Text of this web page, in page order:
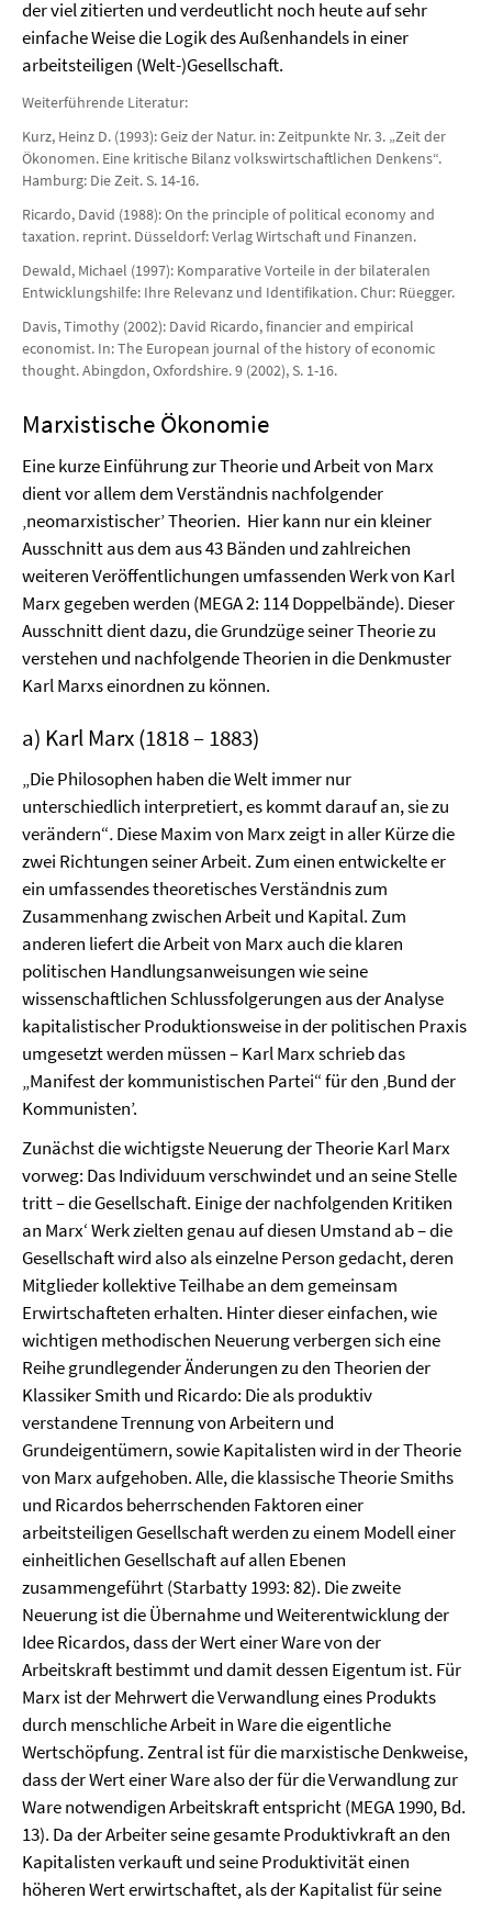
der viel zitierten und verdeutlicht noch heute auf sehr
einfache Weise die Logik des Außenhandels in einer
arbeitsteiligen (Welt-)Gesellschaft.
Weiterführende Literatur:
Kurz, Heinz D. (1993): Geiz der Natur. in: Zeitpunkte Nr. 3. „Zeit der
Ökonomen. Eine kritische Bilanz volkswirtschaftlichen Denkens“.
Hamburg: Die Zeit. S. 14-16.
Ricardo, David (1988): On the principle of political economy and
taxation. reprint. Düsseldorf: Verlag Wirtschaft und Finanzen.
Dewald, Michael (1997): Komparative Vorteile in der bilateralen
Entwicklungshilfe: Ihre Relevanz und Identifikation. Chur: Rüegger.
Davis, Timothy (2002): David Ricardo, financier and empirical
economist. In: The European journal of the history of economic
thought. Abingdon, Oxfordshire. 9 (2002), S. 1-16.
Marxistische Ökonomie
Eine kurze Einführung zur Theorie und Arbeit von Marx
dient vor allem dem Verständnis nachfolgender
‚neomarxistischer’ Theorien. Hier kann nur ein kleiner
Ausschnitt aus dem aus 43 Bänden und zahlreichen
weiteren Veröffentlichungen umfassenden Werk von Karl
Marx gegeben werden (MEGA 2: 114 Doppelbände). Dieser
Ausschnitt dient dazu, die Grundzüge seiner Theorie zu
verstehen und nachfolgende Theorien in die Denkmuster
Karl Marxs einordnen zu können.
a) Karl Marx (1818 – 1883)
„Die Philosophen haben die Welt immer nur
unterschiedlich interpretiert, es kommt darauf an, sie zu
verändern“.Diese Maxim von Marx zeigt in aller Kürze die
zwei Richtungen seiner Arbeit. Zum einen entwickelte er
ein umfassendes theoretisches Verständnis zum
Zusammenhang zwischen Arbeit und Kapital. Zum
anderen liefert die Arbeit von Marx auch die klaren
politischen Handlungsanweisungen wie seine
wissenschaftlichen Schlussfolgerungen aus der Analyse
kapitalistischer Produktionsweise in der politischen Praxis
umgesetzt werden müssen – Karl Marx schrieb das
„Manifest der kommunistischen Partei“ für den ‚Bund der
Kommunisten’.
Zunächst die wichtigste Neuerung der Theorie Karl Marx
vorweg: Das Individuum verschwindet und an seine Stelle
tritt – die Gesellschaft. Einige der nachfolgenden Kritiken
an Marx‘ Werk zielten genau auf diesen Umstand ab – die
Gesellschaft wird also als einzelne Person gedacht, deren
Mitglieder kollektive Teilhabe an dem gemeinsam
Erwirtschafteten erhalten. Hinter dieser einfachen, wie
wichtigen methodischen Neuerung verbergen sich eine
Reihe grundlegender Änderungen zu den Theorien der
Klassiker Smith und Ricardo: Die als produktiv
verstandene Trennung von Arbeitern und
Grundeigentümern, sowie Kapitalisten wird in der Theorie
von Marx aufgehoben. Alle, die klassische Theorie Smiths
und Ricardos beherrschenden Faktoren einer
arbeitsteiligen Gesellschaft werden zu einem Modell einer
einheitlichen Gesellschaft auf allen Ebenen
zusammengeführt (Starbatty 1993: 82). Die zweite
Neuerung ist die Übernahme und Weiterentwicklung der
Idee Ricardos, dass der Wert einer Ware von der
Arbeitskraft bestimmt und damit dessen Eigentum ist. Für
Marx ist der Mehrwert die Verwandlung eines Produkts
durch menschliche Arbeit in Ware die eigentliche
Wertschöpfung. Zentral ist für die marxistische Denkweise,
dass der Wert einer Ware also der für die Verwandlung zur
Ware notwendigen Arbeitskraft entspricht (MEGA 1990, Bd.
13). Da der Arbeiter seine gesamte Produktivkraft an den
Kapitalisten verkauft und seine Produktivität einen
höheren Wert erwirtschaftet, als der Kapitalist für seine